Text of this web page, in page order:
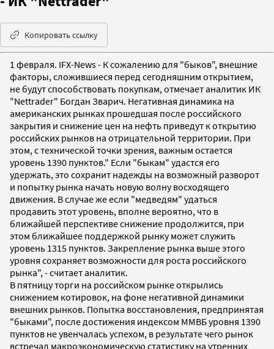
Копировать ссылку
1 февраля. IFX-News - К сожалению для "быков", внешние
факторы, сложившиеся перед сегодняшним открытием,
не будут способствовать покупкам, отмечает аналитик ИК
"Nettrader" Богдан Зварич. Негативная динамика на
американских рынках прошедшая после российского
закрытия и снижение цен на нефть приведут к открытию
российских рынков на отрицательной территории. При
этом, с технической точки зрения, важным остается
уровень 1390 пунктов." Если "быкам" удастся его
удержать, это сохранит надежды на возможный разворот
и попытку рынка начать новую волну восходящего
движения. В случае же если "медведям" удаться
продавить этот уровень, вполне вероятно, что в
ближайшей перспективе снижение продолжится, при
этом ближайшее поддержкой рынку может служить
уровень 1315 пунктов. Закрепление рынка выше этого
уровня сохраняет возможности для роста российского
рынка", - считает аналитик.
В пятницу торги на российском рынке открылись
снижением котировок, на фоне негативной динамики
внешних рынков. Попытка восстановления, предпринятая
"быками", после достижения индексом ММВБ уровня 1390
пунктов не увенчалась успехом, в результате чего рынок
встречал макроэкономическую статистику на утренних